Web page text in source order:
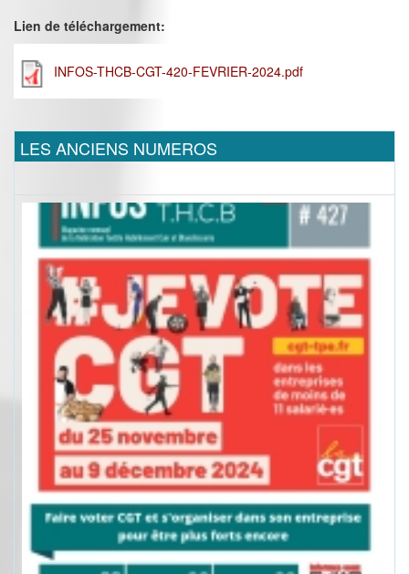
Lien de téléchargement:
INFOS-THCB-CGT-420-FEVRIER-2024.pdf
LES ANCIENS NUMEROS